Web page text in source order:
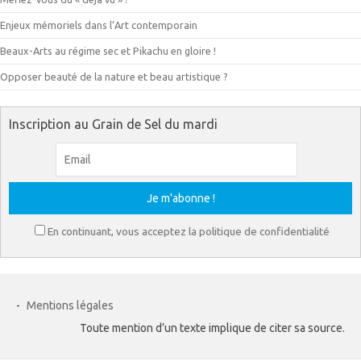
Enjeux mémoriels dans l’Art contemporain
Beaux-Arts au régime sec et Pikachu en gloire !
Opposer beauté de la nature et beau artistique ?
Inscription au Grain de Sel du mardi
En continuant, vous acceptez la politique de confidentialité
- Mentions légales
Toute mention d’un texte implique de citer sa source.